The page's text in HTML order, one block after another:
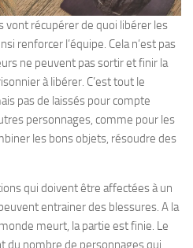
vont récupérer de quoi libérer les
renforcer l’équipe. Cela n’est pas
ne peuvent pas sortir et finir la
à libérer. C’est tout le
pas de laissés pour compte
personnages, comme pour les
les bons objets, résoudre des
qui doivent être affectées à un
entrainer des blessures. A la
meurt, la partie est finie. Le
du nombre de personnages qui